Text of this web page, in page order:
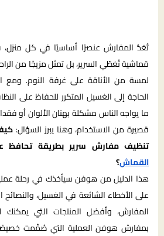
تُعَدُّ المفارش عنصرًا أساسيًا في كل
قماشية تُغطّي السرير، بل تمثل مزيجًا من
لمسة من الأناقة على غرفة النوم. ومع
الحاجة إلى الغسيل المتكرر للحفاظ على
ما يواجه الناس مشكلة بهتان الألوان أو
قصيرة من الاستخدام، وهنا يبرز السؤال:
تنظيف مفارش سرير بطريقة تحافظ
القماش؟
هذا الدليل من هوفن سيأخذك في رحلة
على الأخطاء الشائعة في الغسيل، والنصائح
المفارش، وأفضل المنتجات التي يمكنك
بمفارش هوفن العملية التي صُمِّمت